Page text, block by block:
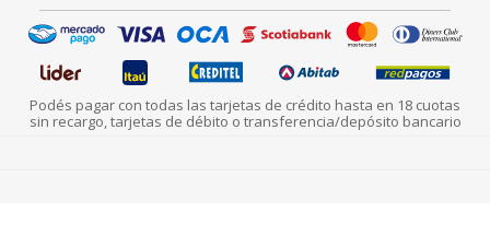
Podés pagar con todas las tarjetas de crédito hasta en 18 cuotas
sin recargo, tarjetas de débito o transferencia/depósito bancario